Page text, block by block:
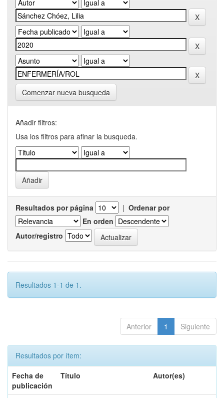
Comenzar nueva busqueda
Añadir filtros:
Usa los filtros para afinar la busqueda.
Resultados por página | Ordenar por
En orden
Autor/registro
Resultados 1-1 de 1.
Anterior 1 Siguiente
Resultados por ítem:
Fecha de
publicación
Título Autor(es)